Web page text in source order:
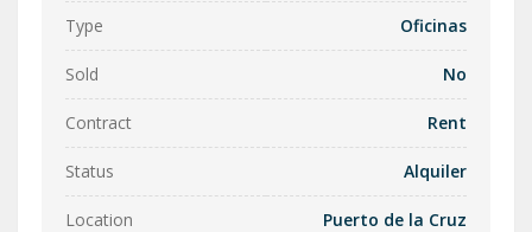
Type Oficinas
Sold No
Contract Rent
Status Alquiler
Location Puerto de la Cruz